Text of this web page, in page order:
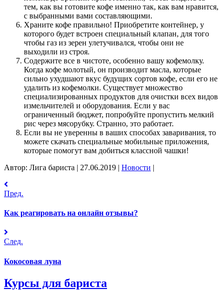
тем, как вы готовите кофе именно так, как вам нравится,
с выбранными вами составляющими.
Храните кофе правильно! Приобретите контейнер, у
которого будет встроен специальный клапан, для того
чтобы газ из зерен улетучивался, чтобы они не
выходили из строя.
Содержите все в чистоте, особенно вашу кофемолку.
Когда кофе молотый, он производит масла, которые
сильно ухудшают вкус будущих сортов кофе, если его не
удалить из кофемолки. Существует множество
специализированных продуктов для очистки всех видов
измельчителей и оборудования. Если у вас
ограниченный бюджет, попробуйте пропустить мелкий
рис через мясорубку. Странно, это работает.
Если вы не уверенны в ваших способах заваривания, то
можете скачать специальные мобильные приложения,
которые помогут вам добиться классной чашки!
Автор: Лига бариста | 27.06.2019 | Новости |
Пред.
Как реагировать на онлайн отзывы?
След.
Кокосовая луна
Курсы для бариста